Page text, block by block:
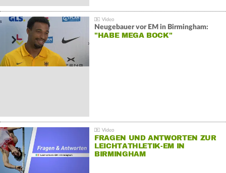
Neugebauer vor EM in Birmingham:
"HABE MEGA BOCK"
FRAGEN UND ANTWORTEN ZUR
LEICHTATHLETIK-EM IN
BIRMINGHAM